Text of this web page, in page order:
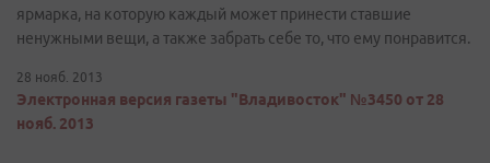
ярмарка, на которую каждый может принести ставшие
ненужными вещи, а также забрать себе то, что ему понравится.
28 нояб. 2013
Электронная версия газеты "Владивосток" №3450 от 28
нояб. 2013